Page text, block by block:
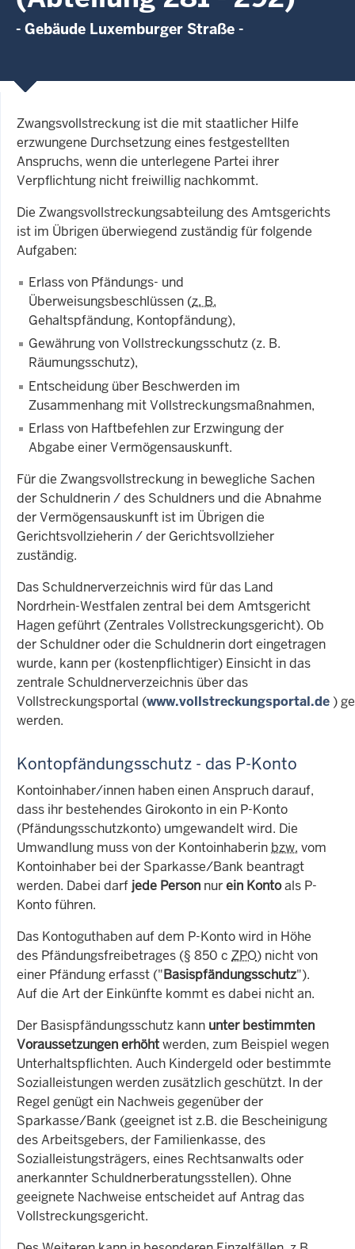
- Gebäude Luxemburger Straße -
Zwangsvollstreckung ist die mit staatlicher Hilfe
erzwungene Durch­set­zung eines fest­ge­stel­lten
Anspruchs, wenn die unterlegene Par­tei ihrer
Verpflichtung nicht freiwillig nachkommt.
Die Zwangsvollstreckungsabteilung des Amtsgerichts
ist im Übrigen überwiegend zuständig für folgende
Aufgaben:
Erlass von Pfändungs- und
Überweisungsbeschlüssen (z. B.
Gehaltspfändung, Kontopfändung),
Gewährung von Vollstreckungsschutz (z. B.
Räumungsschutz),
Entscheidung über Beschwerden im
Zusammenhang mit Vollstreckungsmaßnahmen,
Erlass von Haftbefehlen zur Erzwingung der
Abgabe einer Vermögensauskunft.
Für die Zwangsvollstreckung in bewegliche Sachen
der Schuldnerin / des Schuldners und die Abnahme
der Vermögensauskunft ist im Übrigen die
Gerichtsvollzieherin / der Gerichtsvollzieher
zuständig.
Das Schuldnerverzeichnis wird für das Land
Nordrhein-Westfalen zentral bei dem Amtsgericht
Hagen geführt (Zentrales Vollstreckungsgericht). Ob
der Schuldner oder die Schuldnerin dort eingetragen
wurde, kann per (kostenpflichtiger) Einsicht in das
zentrale Schuldnerverzeichnis über das
Vollstreckungsportal (www.vollstreckungsportal.de )
werden.
Kontopfändungsschutz - das P-Konto
Kontoinhaber/innen haben einen Anspruch darauf,
dass ihr bestehendes Girokonto in ein P-Konto
(Pfändungsschutzkonto) umgewandelt wird. Die
Umwandlung muss von der Kontoinhaberinbzw. vom
Kontoinhaber bei der Sparkasse/Bank beantragt
werden. Dabei darf jede Person nurein Kontoals P-
Konto führen.
Das Kontoguthaben auf dem P-Konto wird in Höhe
des Pfändungsfreibetrages (§ 850 c ZPO) nicht von
einer Pfändung erfasst ("Basispfändungsschutz").
Auf die Art der Einkünfte kommt es dabei nicht an.
Der Basispfändungsschutz kann unter bestimmten
Voraussetzungen erhöhtwerden, zum Beispiel wegen
Unterhaltspflichten. Auch Kindergeld oder bestimmte
Sozialleistungen werden zusätzlich geschützt. In der
Regel genügt ein Nachweis gegenüber der
Sparkasse/Bank (geeignet ist z.B. die Bescheinigung
des Arbeitsgebers, der Familienkasse, des
Sozialleistungsträgers, eines Rechtsanwalts oder
anerkannter Schuldnerberatungsstellen). Ohne
geeignete Nachweise entscheidet auf Antrag das
Vollstreckungsgericht.